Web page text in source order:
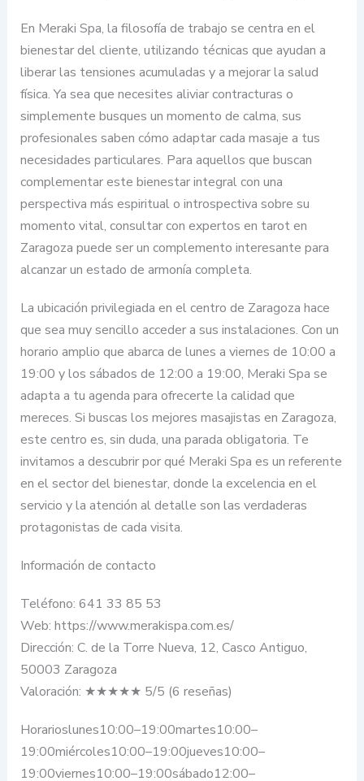
En Meraki Spa, la filosofía de trabajo se centra en el
bienestar del cliente, utilizando técnicas que ayudan a
liberar las tensiones acumuladas y a mejorar la salud
física. Ya sea que necesites aliviar contracturas o
simplemente busques un momento de calma, sus
profesionales saben cómo adaptar cada masaje a tus
necesidades particulares. Para aquellos que buscan
complementar este bienestar integral con una
perspectiva más espiritual o introspectiva sobre su
momento vital, consultar con expertos en tarot en
Zaragoza puede ser un complemento interesante para
alcanzar un estado de armonía completa.
La ubicación privilegiada en el centro de Zaragoza hace
que sea muy sencillo acceder a sus instalaciones. Con un
horario amplio que abarca de lunes a viernes de 10:00 a
19:00 y los sábados de 12:00 a 19:00, Meraki Spa se
adapta a tu agenda para ofrecerte la calidad que
mereces. Si buscas los mejores masajistas en Zaragoza,
este centro es, sin duda, una parada obligatoria. Te
invitamos a descubrir por qué Meraki Spa es un referente
en el sector del bienestar, donde la excelencia en el
servicio y la atención al detalle son las verdaderas
protagonistas de cada visita.
Información de contacto
Teléfono: 641 33 85 53
Web: https://www.merakispa.com.es/
Dirección: C. de la Torre Nueva, 12, Casco Antiguo,
50003 Zaragoza
Valoración: ★★★★★ 5/5 (6 reseñas)
Horarioslunes10:00–19:00martes10:00–
19:00miércoles10:00–19:00jueves10:00–
19:00viernes10:00–19:00sábado12:00–